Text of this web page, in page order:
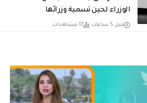
الوزراء لحين تسمية وزرائها
قبل 5 ساعات 17 مشاهدات